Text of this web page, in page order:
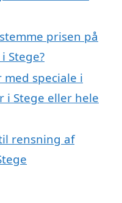
prisen på
Stege?
speciale i
Stege eller hele
rensning af